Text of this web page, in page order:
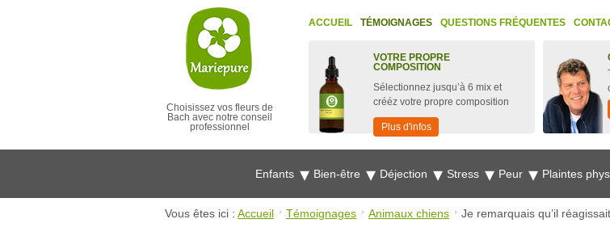
Choisissez vos fleurs de
Bach avec notre conseil
professionnel
ACCUEIL TÉMOIGNAGES QUESTIONS FRÉQUENTES
VOTRE PROPRE
COMPOSITION
Sélectionnez jusqu’à 6 mix et
crééz votre propre composition
Plus d'infos
Enfants Bien-être Déjection Stress Peur Plaintes
Vous êtes ici : Accueil Témoignages Animaux chiens Je remarquais qu’il